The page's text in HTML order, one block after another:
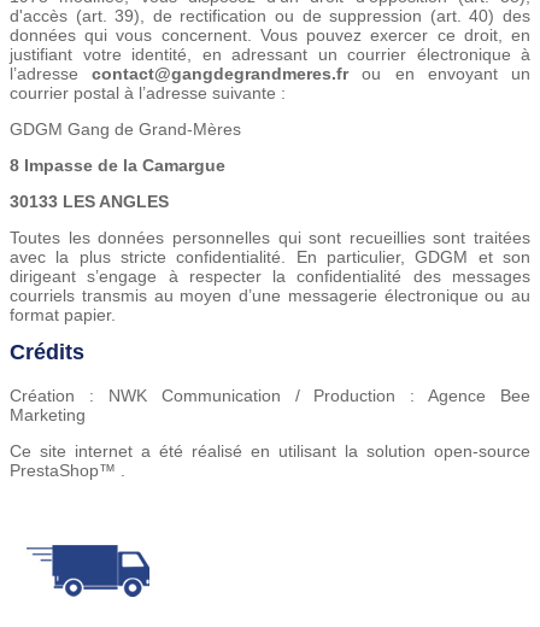
d'accès (art. 39), de rectification ou de suppression (art. 40) des
données qui vous concernent. Vous pouvez exercer ce droit, en
justifiant votre identité, en adressant un courrier électronique à
l’adressecontact@gangdegrandmeres.frou en envoyant un
courrier postal à l’adresse suivante :
GDGM Gang de Grand-Mères
8 Impasse de la Camargue
30133 LES ANGLES
Toutes les données personnelles qui sont recueillies sont traitées
avec la plus stricte confidentialité. En particulier, GDGM et son
dirigeant s’engage à respecter la confidentialité des messages
courriels transmis au moyen d’une messagerie électronique ou au
format papier.
Crédits
Création : NWK Communication / Production : Agence Bee
Marketing
Ce site internet a été réalisé en utilisant la solution open-source
PrestaShop™ .